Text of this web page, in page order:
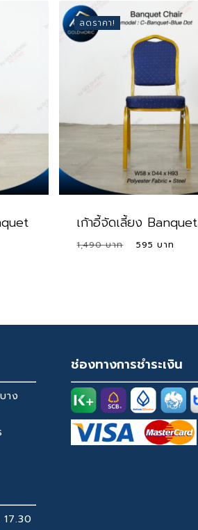
ลดราคา!
เก้าอี้จัดเลี้ยง Banquet
1,490
Original
595
าง
ช่องทางการชำระเงิน